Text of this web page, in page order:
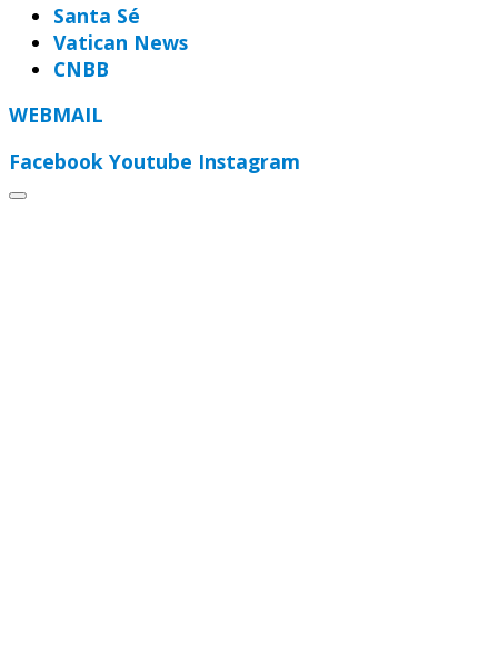
Santa Sé
Vatican News
CNBB
WEBMAIL
Facebook Youtube Instagram